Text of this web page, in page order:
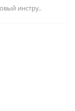
инстру..